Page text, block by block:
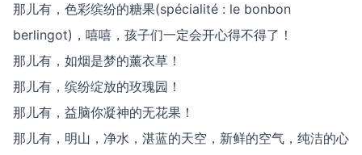
那儿有，色彩缤纷的糖果(spécialité : le bonbon
berlingot)，嘻嘻，孩子们一定会开心得不得了！
那儿有，如烟是梦的薰衣草！
那儿有，缤纷绽放的玫瑰园！
那儿有，益脑你凝神的无花果！
那儿有，明山，净水，湛蓝的天空，新鲜的空气，纯洁的心